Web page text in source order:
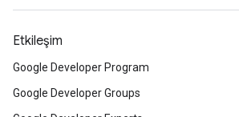
Etkileşim
Google Developer Program
Google Developer Groups